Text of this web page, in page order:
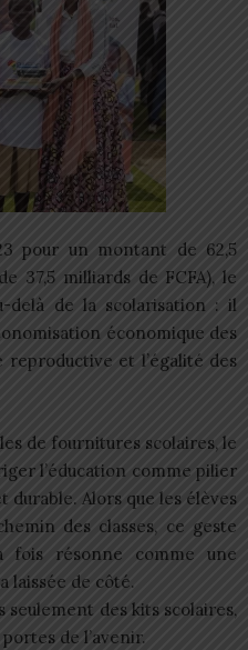
pour un montant de 62,5
37,5 milliards de FCFA), le
delà de la scolarisation : il
économique des
reproductive et l’égalité des
de fournitures scolaires, le
l’éducation comme pilier
durable. Alors que les élèves
des classes, ce geste
fois résonne comme une
laissée de côté.
seulement des kits scolaires,
de l’avenir.